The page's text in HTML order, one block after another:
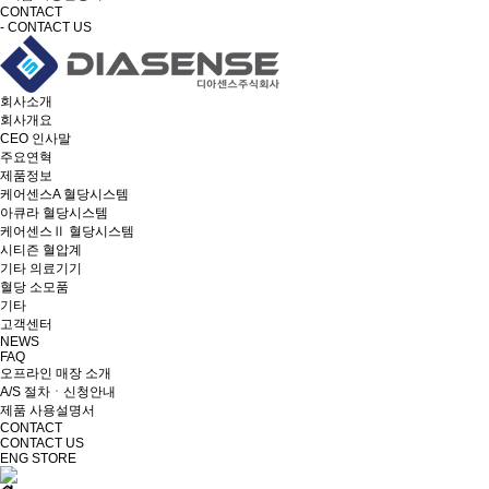
CONTACT
- CONTACT US
회사소개
회사개요
CEO 인사말
주요연혁
제품정보
케어센스A 혈당시스템
아큐라 혈당시스템
케어센스Ⅱ 혈당시스템
시티즌 혈압계
기타 의료기기
혈당 소모품
기타
고객센터
NEWS
FAQ
오프라인 매장 소개
A/S 절차ㆍ신청안내
제품 사용설명서
CONTACT
CONTACT US
ENG STORE